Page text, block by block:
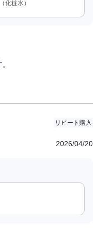
化粧水）
リピート購入
2026/04/20